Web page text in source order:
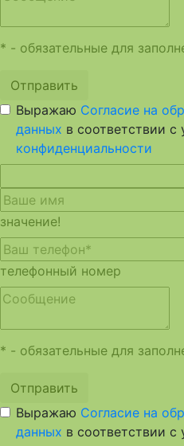
* - обязательные для
Отправить
Выражаю Согласие на
данных в соответствии с
конфиденциальности
значение!
телефонный номер
* - обязательные для
Отправить
Выражаю Согласие на
данных в соответствии с